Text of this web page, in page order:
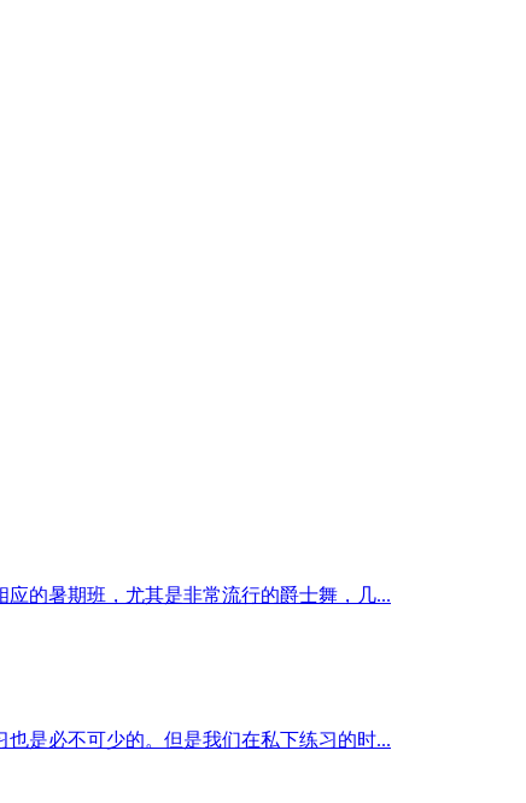
的暑期班，尤其是非常流行的爵士舞，几...
是必不可少的。但是我们在私下练习的时...